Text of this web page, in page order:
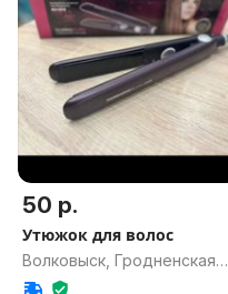
50 р.
Утюжок для волос
Волковыск, Гродненская
обл.